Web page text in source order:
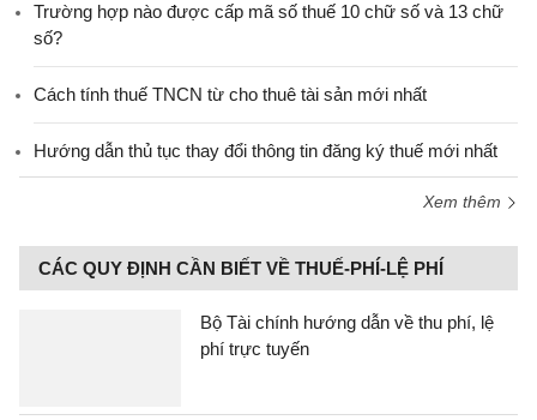
Trường hợp nào được cấp mã số thuế 10 chữ số và 13 chữ
số?
Cách tính thuế TNCN từ cho thuê tài sản mới nhất
Hướng dẫn thủ tục thay đổi thông tin đăng ký thuế mới nhất
Xem thêm
CÁC QUY ĐỊNH CẦN BIẾT VỀ THUẾ-PHÍ-LỆ PHÍ
Bộ Tài chính hướng dẫn về thu phí, lệ
phí trực tuyến